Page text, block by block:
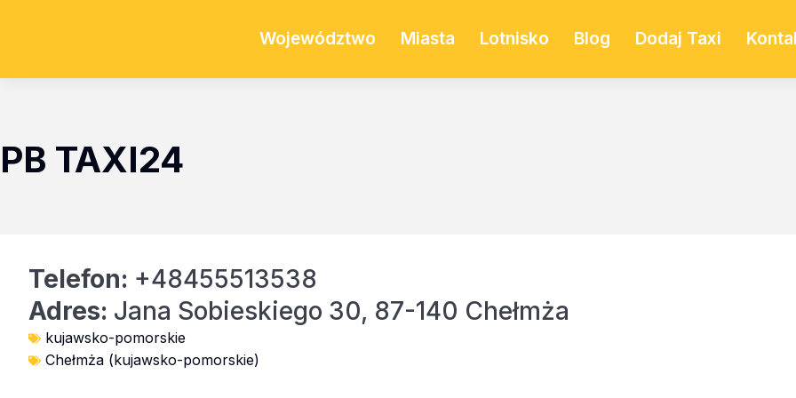
Województwo Miasta Lotnisko Blog Dodaj Taxi
PB TAXI24
Telefon: +48455513538
Adres: Jana Sobieskiego 30, 87-140 Chełmża
kujawsko-pomorskie
Chełmża (kujawsko-pomorskie)